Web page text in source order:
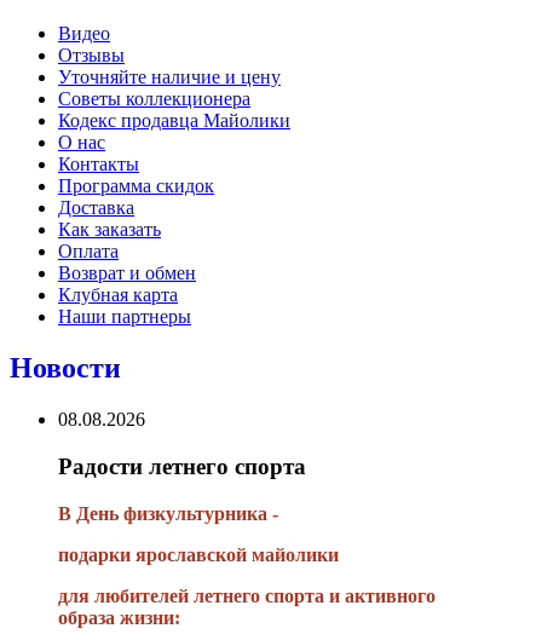
Видео
Отзывы
Уточняйте наличие и цену
Советы коллекционера
Кодекс продавца Майолики
О нас
Контакты
Программа скидок
Доставка
Как заказать
Оплата
Возврат и обмен
Клубная карта
Наши партнеры
Новости
08.08.2026
Радости летнего спорта
В День физкультурника -
подарки ярославской майолики
для любителей летнего спорта и активного
образа жизни: